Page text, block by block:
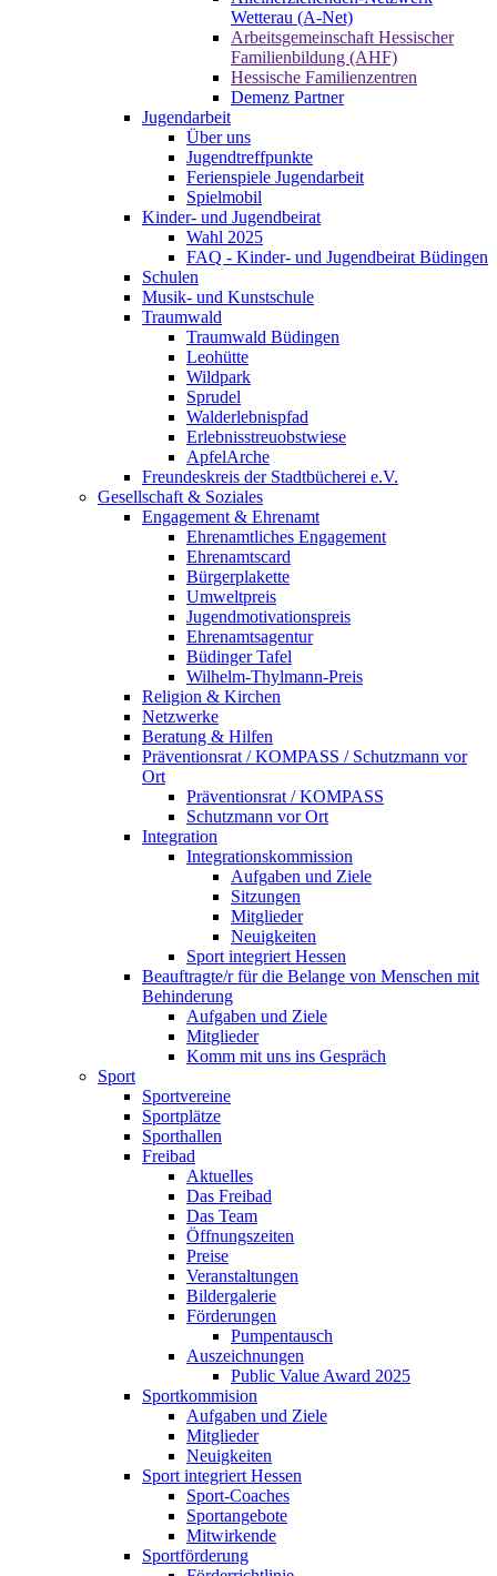
Wetterau (A-Net)
Arbeitsgemeinschaft Hessischer
Familienbildung (AHF)
Hessische Familienzentren
Demenz Partner
Jugendarbeit
Über uns
Jugendtreffpunkte
Ferienspiele Jugendarbeit
Spielmobil
Kinder- und Jugendbeirat
Wahl 2025
FAQ - Kinder- und Jugendbeirat Büdingen
Schulen
Musik- und Kunstschule
Traumwald
Traumwald Büdingen
Leohütte
Wildpark
Sprudel
Walderlebnispfad
Erlebnisstreuobstwiese
ApfelArche
Freundeskreis der Stadtbücherei e.V.
Gesellschaft & Soziales
Engagement & Ehrenamt
Ehrenamtliches Engagement
Ehrenamtscard
Bürgerplakette
Umweltpreis
Jugendmotivationspreis
Ehrenamtsagentur
Büdinger Tafel
Wilhelm-Thylmann-Preis
Religion & Kirchen
Netzwerke
Beratung & Hilfen
Präventionsrat / KOMPASS / Schutzmann vor
Ort
Präventionsrat / KOMPASS
Schutzmann vor Ort
Integration
Integrationskommission
Aufgaben und Ziele
Sitzungen
Mitglieder
Neuigkeiten
Sport integriert Hessen
Beauftragte/r für die Belange von Menschen mit
Behinderung
Aufgaben und Ziele
Mitglieder
Komm mit uns ins Gespräch
Sport
Sportvereine
Sportplätze
Sporthallen
Freibad
Aktuelles
Das Freibad
Das Team
Öffnungszeiten
Preise
Veranstaltungen
Bildergalerie
Förderungen
Pumpentausch
Auszeichnungen
Public Value Award 2025
Sportkommision
Aufgaben und Ziele
Mitglieder
Neuigkeiten
Sport integriert Hessen
Sport-Coaches
Sportangebote
Mitwirkende
Sportförderung